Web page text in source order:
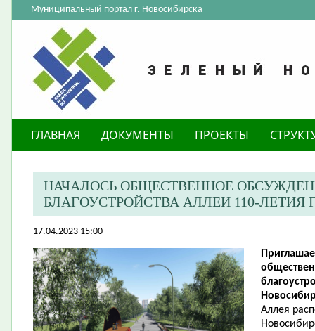
Муниципальный портал г. Новосибирска
ГЛАВНАЯ ДОКУМЕНТЫ ПРОЕКТЫ
НАЧАЛОСЬ ОБЩЕСТВЕННОЕ
БЛАГОУСТРОЙСТВА АЛЛЕИ 110-ЛЕТИЯ
17.04.2023 15:00
Аллея